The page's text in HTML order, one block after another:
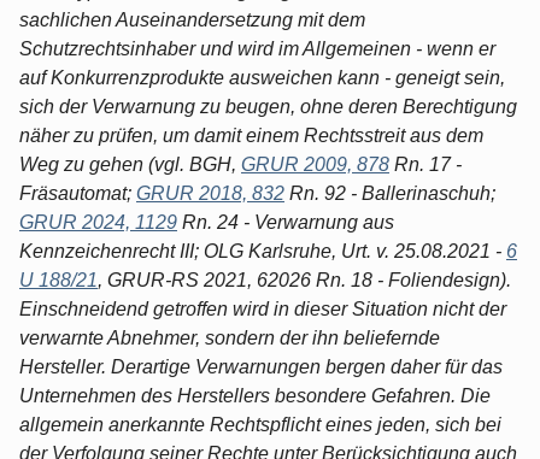
sachlichen Auseinandersetzung mit dem
Schutzrechtsinhaber und wird im Allgemeinen - wenn er
auf Konkurrenzprodukte ausweichen kann - geneigt sein,
sich der Verwarnung zu beugen, ohne deren Berechtigung
näher zu prüfen, um damit einem Rechtsstreit aus dem
Weg zu gehen (vgl. BGH, GRUR 2009, 878 Rn. 17 -
Fräsautomat; GRUR 2018, 832 Rn. 92 - Ballerinaschuh;
GRUR 2024, 1129 Rn. 24 - Verwarnung aus
Kennzeichenrecht III; OLG Karlsruhe, Urt. v. 25.08.2021 - 6
U 188/21, GRUR-RS 2021, 62026 Rn. 18 - Foliendesign).
Einschneidend getroffen wird in dieser Situation nicht der
verwarnte Abnehmer, sondern der ihn beliefernde
Hersteller. Derartige Verwarnungen bergen daher für das
Unternehmen des Herstellers besondere Gefahren. Die
allgemein anerkannte Rechtspflicht eines jeden, sich bei
der Verfolgung seiner Rechte unter Berücksichtigung auch